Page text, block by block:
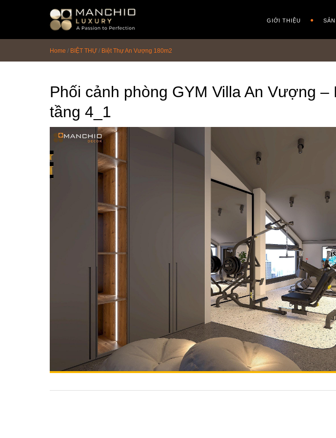
GIỚI THIỆU
Home / BIỆT THỰ / Biệt Thự An Vượng 180m2
Phối cảnh phòng GYM Villa An Vượng –
tầng 4_1